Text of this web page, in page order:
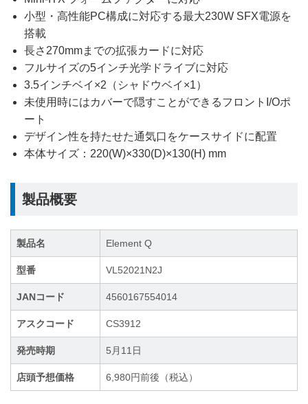
小型・高性能PC構成に対応する最大230W SFX電源を
搭載
長さ270mmまでの拡張カードに対応
フルサイズの5インチ光学ドライブに対応
3.5インチベイ×2（シャドウベイ×1）
未使用時にはカバーで隠すことができるフロントI/Oポ
ート
デザイン性を持たせた通気口をケースサイドに配置
本体サイズ：220(W)×330(D)×130(H) mm
製品概要
製品名 Element Q
型番 VL52021N2J
JANコード 4560167554014
アスクコード CS3912
発売時期 5月11日
店頭予想価格 6,980円前後（税込）